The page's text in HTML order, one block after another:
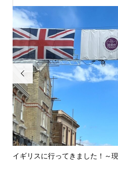

イギリスに行ってきました！～